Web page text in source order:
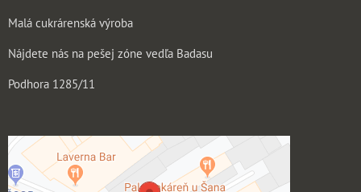
Malá cukrárenská výroba
Nájdete nás na pešej zóne vedľa Badasu
Podhora 1285/11